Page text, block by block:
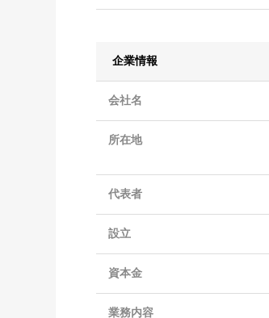
企業情報
会社名
所在地
代表者
設立
資本金
業務内容